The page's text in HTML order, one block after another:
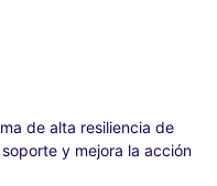
de alta resiliencia de
y mejora la acción